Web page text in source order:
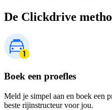
De Clickdrive
Boek een proefles
Meld je simpel aan en boek een
beste rijinstructeur voor jou.